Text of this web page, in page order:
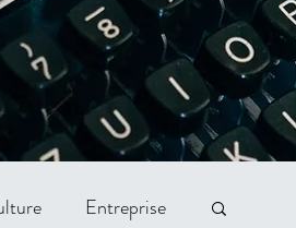
Entreprise